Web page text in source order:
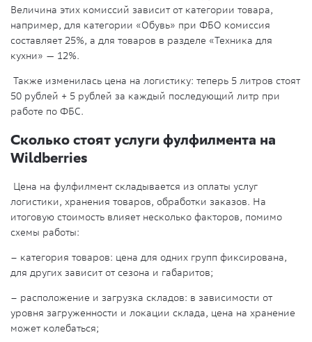
Величина этих комиссий зависит от категории товара,
например, для категории «Обувь» при ФБО комиссия
составляет 25%, а для товаров в разделе «Техника для
кухни» — 12%.
Также изменилась цена на логистику: теперь 5 литров стоят
50 рублей + 5 рублей за каждый последующий литр при
работе по ФБС.
Сколько стоят услуги фулфилмента на
Wildberries
Цена на фулфилмент складывается из оплаты услуг
логистики, хранения товаров, обработки заказов. На
итоговую стоимость влияет несколько факторов, помимо
схемы работы:
– категория товаров: цена для одних групп фиксирована,
для других зависит от сезона и габаритов;
– расположение и загрузка складов: в зависимости от
уровня загруженности и локации склада, цена на хранение
может колебаться;